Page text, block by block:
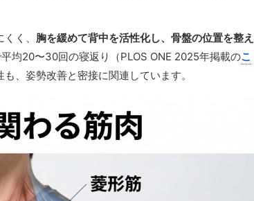
く、 胸を緩めて背中を活性化し、骨盤の位置を整え
均20〜30回の寝返り（PLOS ONE 2025年掲載のこ
、姿勢改善と密接に関連しています。